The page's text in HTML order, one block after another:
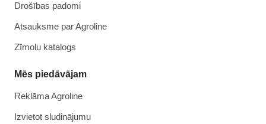
Drošības padomi
Atsauksme par Agroline
Zīmolu katalogs
Mēs piedāvājam
Reklāma Agroline
Izvietot sludinājumu